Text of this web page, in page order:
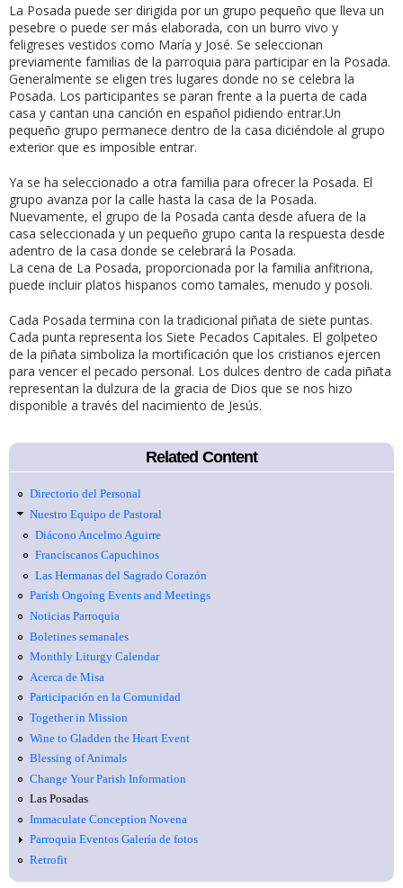
La Posada puede ser dirigida por un grupo pequeño que lleva un
pesebre o puede ser más elaborada, con un burro vivo y
feligreses vestidos como María y José. Se seleccionan
previamente familias de la parroquia para participar en la Posada.
Generalmente se eligen tres lugares donde no se celebra la
Posada. Los participantes se paran frente a la puerta de cada
casa y cantan una canción en español pidiendo entrar.Un
pequeño grupo permanece dentro de la casa diciéndole al grupo
exterior que es imposible entrar.
Ya se ha seleccionado a otra familia para ofrecer la Posada. El
grupo avanza por la calle hasta la casa de la Posada.
Nuevamente, el grupo de la Posada canta desde afuera de la
casa seleccionada y un pequeño grupo canta la respuesta desde
adentro de la casa donde se celebrará la Posada.
La cena de La Posada, proporcionada por la familia anfitriona,
puede incluir platos hispanos como tamales, menudo y posoli.
Cada Posada termina con la tradicional piñata de siete puntas.
Cada punta representa los Siete Pecados Capitales. El golpeteo
de la piñata simboliza la mortificación que los cristianos ejercen
para vencer el pecado personal. Los dulces dentro de cada piñata
representan la dulzura de la gracia de Dios que se nos hizo
disponible a través del nacimiento de Jesús.
Related Content
Directorio del Personal
Nuestro Equipo de Pastoral
Diácono Ancelmo Aguirre
Franciscanos Capuchinos
Las Hermanas del Sagrado Corazón
Parish Ongoing Events and Meetings
Noticias Parroquia
Boletines semanales
Monthly Liturgy Calendar
Acerca de Misa
Participación en la Comunidad
Together in Mission
Wine to Gladden the Heart Event
Blessing of Animals
Change Your Parish Information
Las Posadas
Immaculate Conception Novena
Parroquia Eventos Galería de fotos
Retrofit